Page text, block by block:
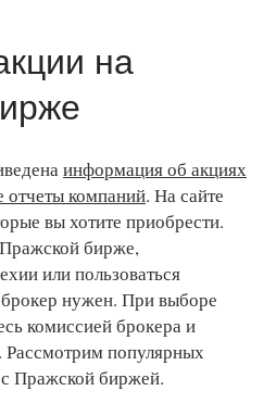
на
информация об акциях
отчеты компаний. На сайте
вы хотите приобрести.
бирже,
или пользоваться
нужен. При выборе
комиссией брокера и
популярных
Пражской биржей.